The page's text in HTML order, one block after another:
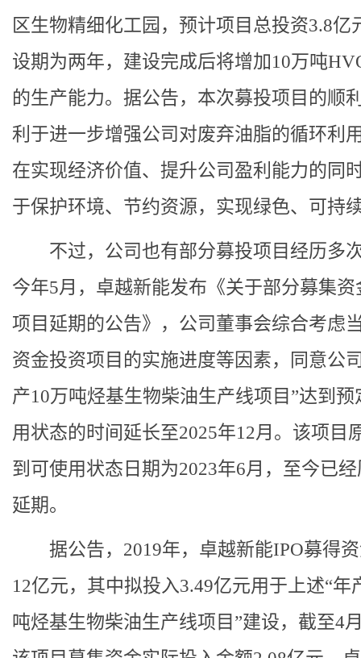
区生物精细化工园，预计项目总投资3.8亿
设期为两年，建设完成后将增加10万吨
的生产能力。据公告，本次募投项目的顺
利于进一步增强公司对废弃油脂的循环利
在实现经济价值、提升公司盈利能力的同
于保护环境、节约资源，实现绿色、可持
不过，公司也有部分募投项目经历多
今年5月，卓越新能发布《关于部分募集资
项目延期的公告》，公司董事会综合考虑
资金投资项目的实施进度等因素，同意公
产10万吨烃基生物柴油生产线项目”达到预
用状态的时间延长至2025年12月。该项目
到可使用状态日期为2023年6月，至今已
延期。
据公告，2019年，卓越新能IPO募得
12亿元，其中拟投入3.49亿元用于上述“年
吨烃基生物柴油生产线项目”建设，截至4